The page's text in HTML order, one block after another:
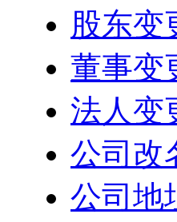
股东变
董事变
法人变
公司改
公司地